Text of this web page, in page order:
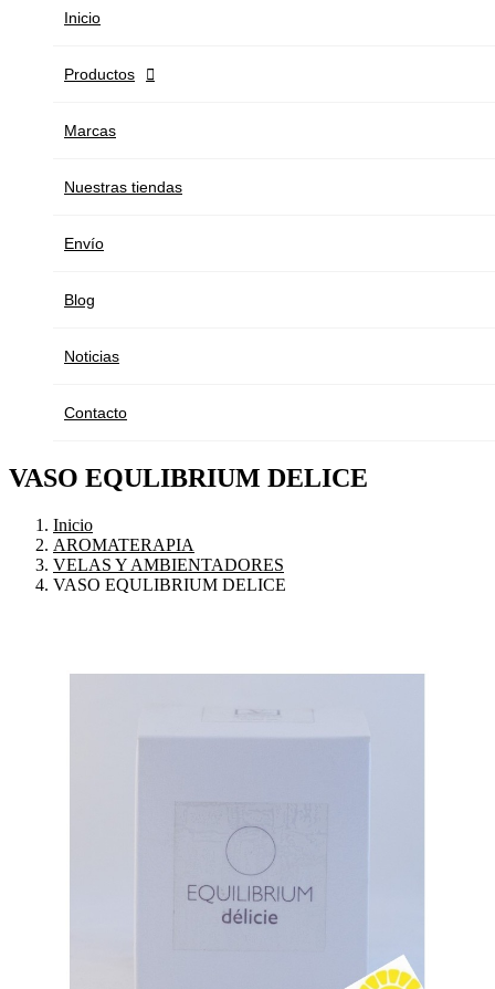
Inicio
Productos 
Marcas
Nuestras tiendas
Envío
Blog
Noticias
Contacto
VASO EQULIBRIUM DELICE
Inicio
AROMATERAPIA
VELAS Y AMBIENTADORES
VASO EQULIBRIUM DELICE